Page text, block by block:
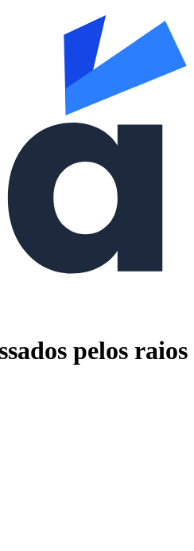
pelos raios